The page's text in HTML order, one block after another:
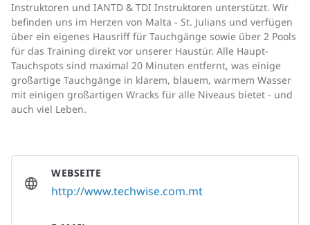
Instruktoren und IANTD & TDI Instruktoren unterstützt. Wir
befinden uns im Herzen von Malta - St. Julians und verfügen
über ein eigenes Hausriff für Tauchgänge sowie über 2 Pools
für das Training direkt vor unserer Haustür. Alle Haupt-
Tauchspots sind maximal 20 Minuten entfernt, was einige
großartige Tauchgänge in klarem, blauem, warmem Wasser
mit einigen großartigen Wracks für alle Niveaus bietet - und
auch viel Leben.
WEBSEITE
http://www.techwise.com.mt